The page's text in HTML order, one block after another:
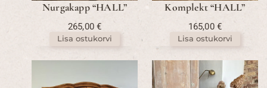
Nurgakapp “HALL”
265,00€
Lisa ostukorvi
Komplekt “HALL”
165,00€
Lisa ostukorvi